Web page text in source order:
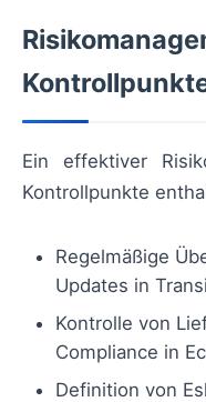
Ein effektiver
Kontrollpunkte
Regelmäßige
Updates in
Kontrolle von
Compliance in
Definition von